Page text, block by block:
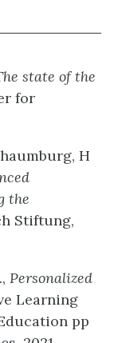
state of the
for
H
the
Stiftung,
Personalized
Learning
pp